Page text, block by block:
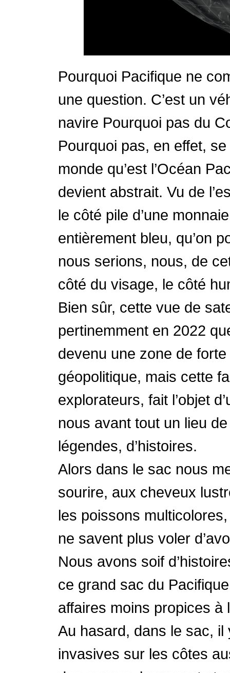
Pourquoi Pacifique ne
une question. C’est un
navire Pourquoi pas du
Pourquoi pas, en effet,
monde qu’est l’Océan
devient abstrait. Vu de
le côté pile d’une
entièrement bleu, qu’on
nous serions, nous, de
côté du visage, le côté
Bien sûr, cette vue de
pertinemment en 2022
devenu une zone de
géopolitique, mais cette
explorateurs, fait l’objet
nous avant tout un lieu
légendes, d’histoires.
Alors dans le sac nous
sourire, aux cheveux
les poissons
ne savent plus voler
Nous avons soif
ce grand sac du
affaires moins propices à
Au hasard, dans le sac,
invasives sur les côtes